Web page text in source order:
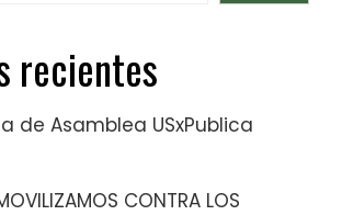
recientes
de Asamblea USxPublica
CONTRA LOS